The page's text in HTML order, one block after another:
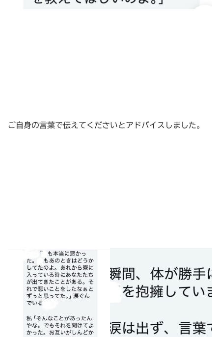
ご自身の言葉で伝えてくださいとアドバイスしました。